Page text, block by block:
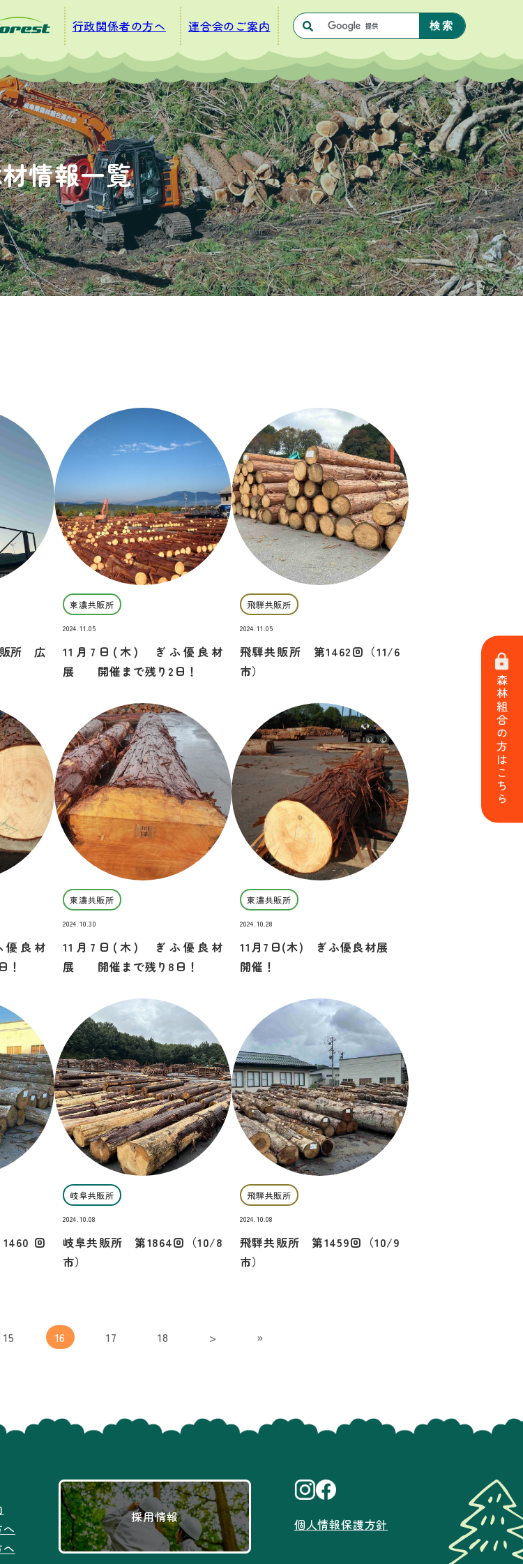
行政関係者の方へ 連合会のご案内
森林組合の方はこちら
情報一覧
販所 広
東濃共販所
2024.11.05
11月7日(木) ぎふ優良材
展 開催まで残り2日！
飛騨共販所
2024.11.05
飛騨共販所 第1462回（11/6
市）
良材
東濃共販所
2024.10.30
11月7日(木) ぎふ優良材
展 開催まで残り8日！
東濃共販所
2024.10.28
11月7日(木) ぎふ優良材展
開催！
回
岐阜共販所
2024.10.08
岐阜共販所 第1864回（10/8
市）
飛騨共販所
2024.10.08
飛騨共販所 第1459回（10/9
市）
15 16 17 18 > »
採用情報 個人情報保護方針